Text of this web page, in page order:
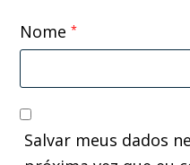
Nome*
Salvar meus dados